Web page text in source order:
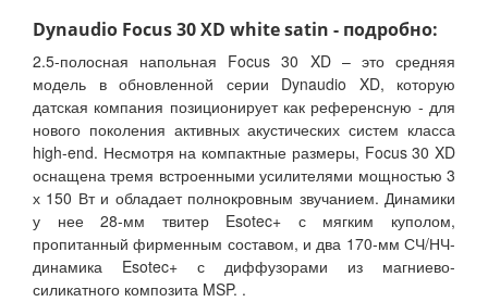
Dynaudio Focus 30 XD white satin - подробно:
2.5-полосная напольная Focus 30 XD – это средняя
модель в обновленной серии Dynaudio XD, которую
датская компания позиционирует как референсную - для
нового поколения активных акустических систем класса
high-end. Несмотря на компактные размеры, Focus 30 XD
оснащена тремя встроенными усилителями мощностью 3
х 150 Вт и обладает полнокровным звучанием. Динамики
у нее 28-мм твитер Esotec+ с мягким куполом,
пропитанный фирменным составом, и два 170-мм СЧ/НЧ-
динамика Esotec+ с диффузорами из магниево-
силикатного композита MSP. .